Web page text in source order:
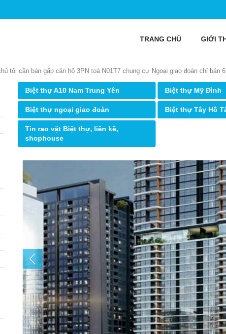
TRANG CHỦ GIỚI
tôi cần bán gấp căn hộ 3PN toà N01T7 chung cư Ngoại giao đoàn chỉ bán
Biệt thự A10 Nam Trung Yên Biệt thự Mỹ Đình
Biệt thự ngoại giao đoàn Biệt thự Tây Hồ
Tin rao vặt Biệt thự, liền kề,
shophouse